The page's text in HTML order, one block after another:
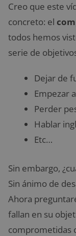
Creo que este
concreto: el
todos hemos
serie de
Dejar de
Empezar
Perder
Hablar
Etc…
Sin embargo,
Sin ánimo de
Ahora
fallan en su
comprometidas